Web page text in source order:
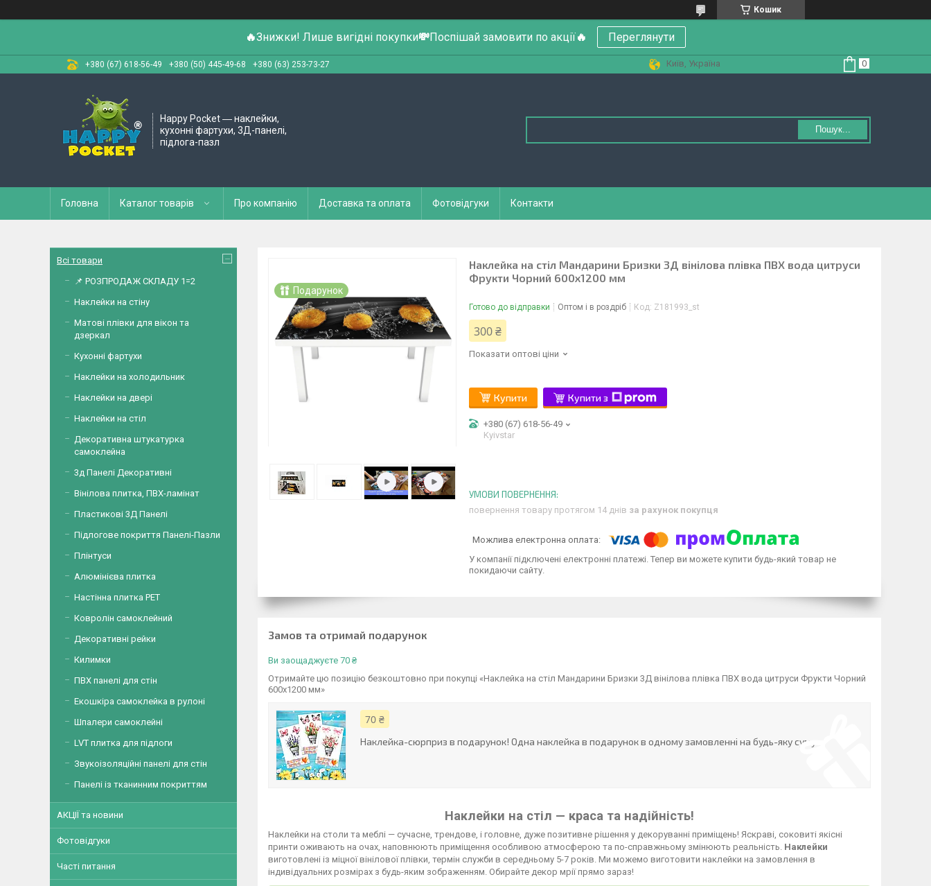
Кошик
🔥Знижки! Лише вигідні покупки💸Поспішай замовити по акції🔥 Переглянути
+380 (67) 618-56-49 +380 (50) 445-49-68 +380 (63) 253-73-27 Київ, Україна
Happy Pocket ― наклейки,
кухонні фартухи, 3Д-панелі,
підлога-пазл
Пошук...
Головна Каталог товарів Про компанію Доставка та оплата Фотовідгуки Контакти
Подарунок
Наклейка на стіл Мандарини Бризки 3Д вінілова плівка ПВХ вода цитруси
Фрукти Чорний 600х1200 мм
Готово до відправки Оптом і в роздріб Код: Z181993_st
300 ₴
Показати оптові ціни
Купити Купити з
+380 (67) 618-56-49
Kyivstar
повернення товару протягом 14 днів за рахунок покупця
У компанії підключені електронні платежі. Тепер ви можете купити будь-який товар не
покидаючи сайту.
Замов та отримай подарунок
Ви заощаджуєте 70 ₴
Отримайте цю позицію безкоштовно при покупці «Наклейка на стіл Мандарини Бризки 3Д вінілова плівка ПВХ вода цитруси Фрукти Чорний
600х1200 мм»
70 ₴
Наклейка-сюрприз в подарунок! Одна наклейка в подарунок в одному замовленні на будь-яку суму
Наклейки на стіл — краса та надійність!
Наклейки на столи та меблі — сучасне, трендове, і головне, дуже позитивне рішення у декоруванні приміщень! Яскраві, соковиті якісні
принти оживають на очах, наповнюють приміщення особливою атмосферою та по-справжньому змінюють реальність. Наклейки
виготовлені із міцної вінілової плівки, термін служби в середньому 5-7 років. Ми можемо виготовити наклейки на замовлення в
індивідуальних розмірах з будь-яким зображенням. Обирайте декор мрії прямо зараз!
Всі товари
📌 РОЗПРОДАЖ СКЛАДУ 1=2
Наклейки на стіну
Матові плівки для вікон та
дзеркал
Кухонні фартухи
Наклейки на холодильник
Наклейки на двері
Наклейки на стіл
Декоративна штукатурка
самоклейна
3д Панелі Декоративні
Вінілова плитка, ПВХ-ламінат
Пластикові 3Д Панелі
Підлогове покриття Панелі-Пазли
Плінтуси
Алюмінієва плитка
Настінна плитка PET
Ковролін самоклейний
Декоративні рейки
Килимки
ПВХ панелі для стін
Екошкіра самоклейка в рулоні
Шпалери самоклейні
LVT плитка для підлоги
Звукоізоляційні панелі для стін
Панелі із тканинним покриттям
АКЦІЇ та новини
Фотовідгуки
Часті питання